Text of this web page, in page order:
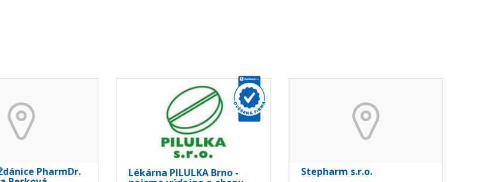
PharmDr. Lékárna PILULKA Brno - Stepharm s.r.o.